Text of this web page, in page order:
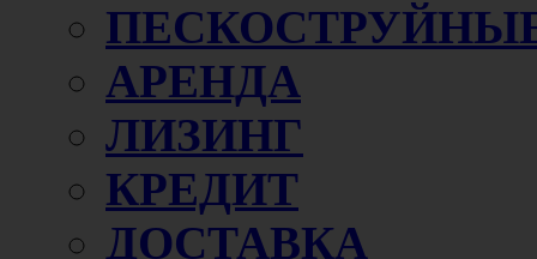
АРЕНДА
ЛИЗИНГ
КРЕДИТ
ДОСТАВКА